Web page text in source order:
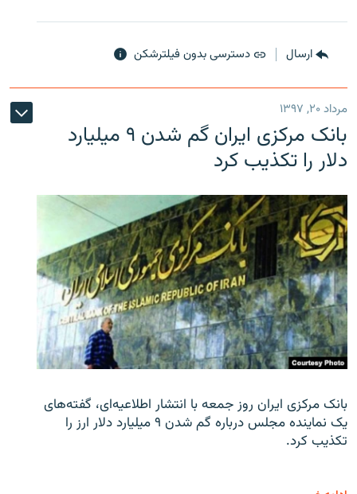
ارسال دسترسی بدون فیلترشکن
مرداد ۲۰, ۱۳۹۷
بانک مرکزی ایران گم شدن ۹ میلیارد
دلار را تکذیب کرد
بانک مرکزی ایران روز جمعه با انتشار اطلاعیه‌ای، گفته‌های
یک نماینده مجلس درباره گم شدن ۹ میلیارد دلار ارز را
تکذیب کرد.